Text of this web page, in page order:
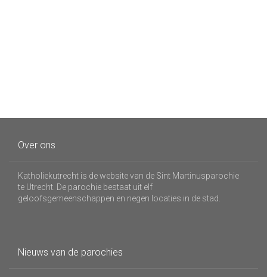
Over ons
Katholiekutrecht is de website van de Sint Martinusparochie
te Utrecht. De parochie bestaat uit elf
geloofsgemeenschappen en negen locaties in de stad.
Nieuws van de parochies